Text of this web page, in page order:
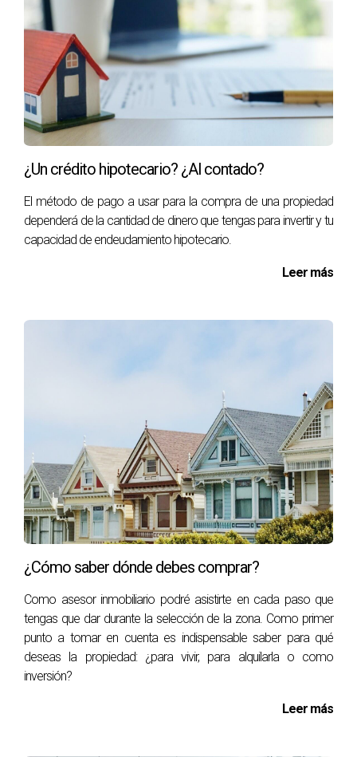
¿Un crédito hipotecario? ¿Al contado?
El método de pago a usar para la compra de una propiedad
dependerá de la cantidad de dinero que tengas para invertir y tu
capacidad de endeudamiento hipotecario.
Leer más
¿Cómo saber dónde debes comprar?
Como asesor inmobiliario podré asistirte en cada paso que
tengas que dar durante la selección de la zona. Como primer
punto a tomar en cuenta es indispensable saber para qué
deseas la propiedad: ¿para vivir, para alquilarla o como
inversión?
Leer más